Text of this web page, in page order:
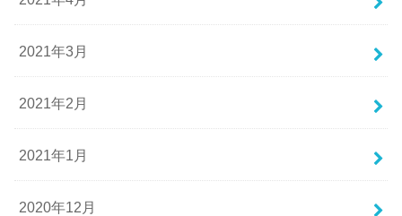
2021年3月
2021年2月
2021年1月
2020年12月